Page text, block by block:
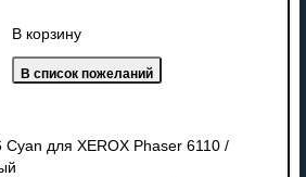
В корзину
для XEROX Phaser 6110 /